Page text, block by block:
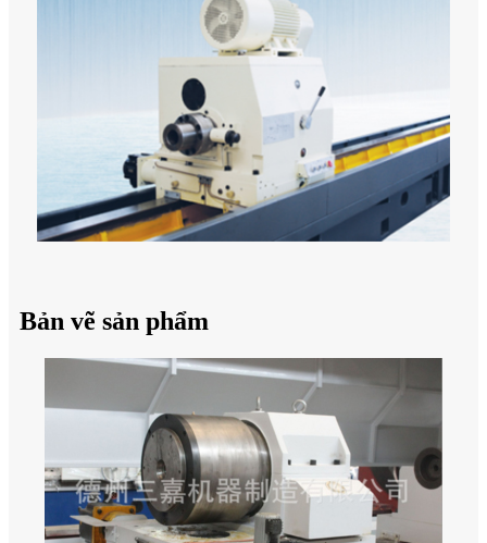
Bản vẽ sản phẩm